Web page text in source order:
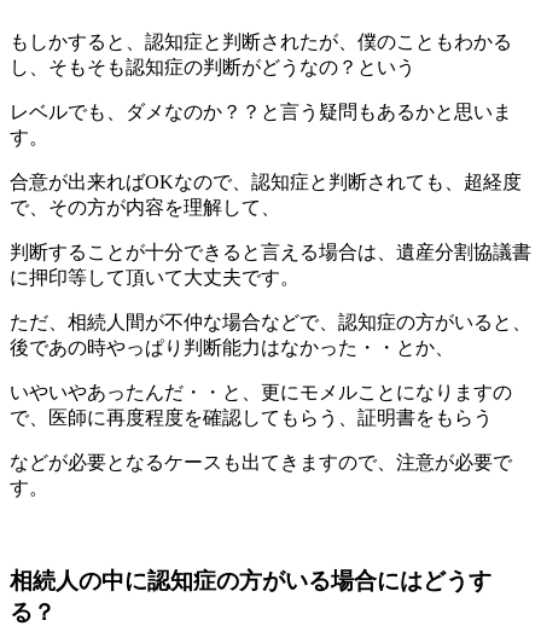
もしかすると、認知症と判断されたが、僕のこともわかる
し、そもそも認知症の判断がどうなの？という
レベルでも、ダメなのか？？と言う疑問もあるかと思いま
す。
合意が出来ればOKなので、認知症と判断されても、超経度
で、その方が内容を理解して、
判断することが十分できると言える場合は、遺産分割協議書
に押印等して頂いて大丈夫です。
ただ、相続人間が不仲な場合などで、認知症の方がいると、
後であの時やっぱり判断能力はなかった・・とか、
いやいやあったんだ・・と、更にモメルことになりますの
で、医師に再度程度を確認してもらう、証明書をもらう
などが必要となるケースも出てきますので、注意が必要で
す。
相続人の中に認知症の方がいる場合にはどうす
る？